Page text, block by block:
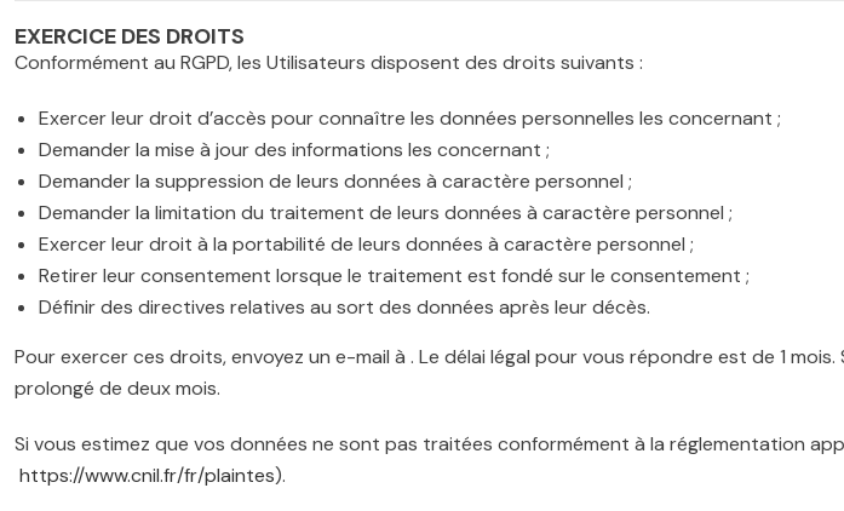
EXERCICE DES DROITS
Conformément au RGPD, les Utilisateurs disposent des droits suivants :
Exercer leur droit d’accès pour connaître les données personnelles les concernant ;
Demander la mise à jour des informations les concernant ;
Demander la suppression de leurs données à caractère personnel ;
Demander la limitation du traitement de leurs données à caractère personnel ;
Exercer leur droit à la portabilité de leurs données à caractère personnel ;
Retirer leur consentement lorsque le traitement est fondé sur le consentement ;
Définir des directives relatives au sort des données après leur décès.
Pour exercer ces droits, envoyez un e-mail à . Le délai légal pour vous répondre est de 1
prolongé de deux mois.
Si vous estimez que vos données ne sont pas traitées conformément à la réglementation
https://www.cnil.fr/fr/plaintes).